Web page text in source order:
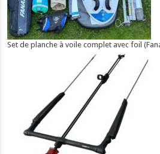
Set de planche à voile complet avec foil